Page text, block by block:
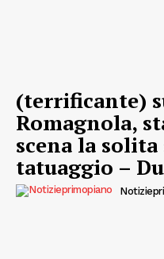
(terrificante)
Romagnola,
scena la solita
tatuaggio –